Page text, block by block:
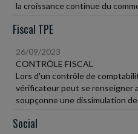
la croissance continue du
Fiscal TPE
26/09/2023
CONTRÔLE FISCAL
Lors d'un contrôle de
vérificateur peut se renseigner
soupçonne une dissimulation
Social